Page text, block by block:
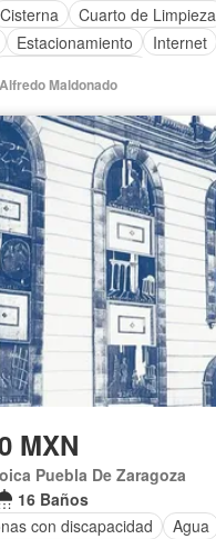
Cisterna
Cuarto de Limpieza
Estacionamiento
Internet
Maldonado
MXN
Puebla De Zaragoza
16 Baños
con discapacidad
Agua